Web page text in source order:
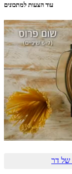
עוד הצעות למתכונים